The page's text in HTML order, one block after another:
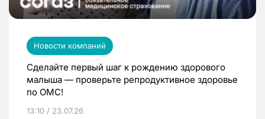
Новости компаний
Сделайте первый шаг к рождению здорового
малыша — проверьте репродуктивное здоровье
по ОМС!
13:10 / 23.07.26